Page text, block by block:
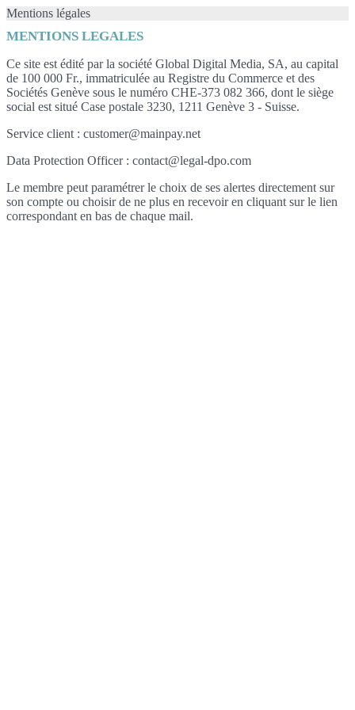
Mentions légales
MENTIONS LEGALES
Ce site est édité par la société Global Digital Media, SA, au capital
de 100 000 Fr., immatriculée au Registre du Commerce et des
Sociétés Genève sous le numéro CHE-373 082 366, dont le siège
social est situé Case postale 3230, 1211 Genève 3 - Suisse.
Service client : customer@mainpay.net
Data Protection Officer : contact@legal-dpo.com
Le membre peut paramétrer le choix de ses alertes directement sur
son compte ou choisir de ne plus en recevoir en cliquant sur le lien
correspondant en bas de chaque mail.